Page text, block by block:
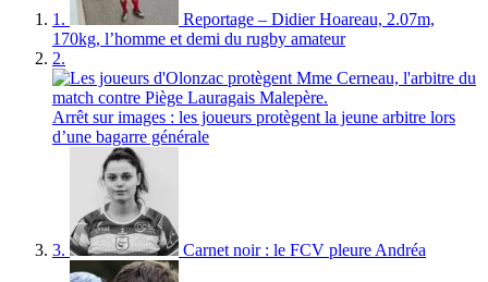
1.
Reportage – Didier Hoareau, 2.07m,
170kg, l’homme et demi du rugby amateur
2.
Arrêt sur images : les joueurs protègent la jeune arbitre lors
d’une bagarre générale
3. Carnet noir : le FCV pleure Andréa